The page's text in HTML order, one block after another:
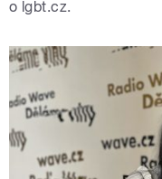
o lgbt.cz.